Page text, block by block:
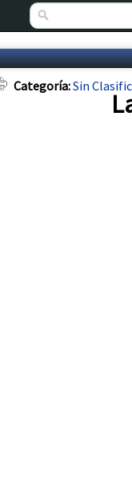
Categoría:Sin